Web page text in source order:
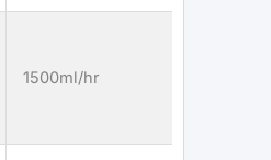
1500ml/hr